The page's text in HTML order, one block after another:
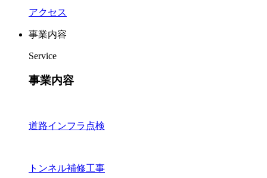
アクセス
事業内容
Service
事業内容
道路インフラ点検
トンネル補修工事